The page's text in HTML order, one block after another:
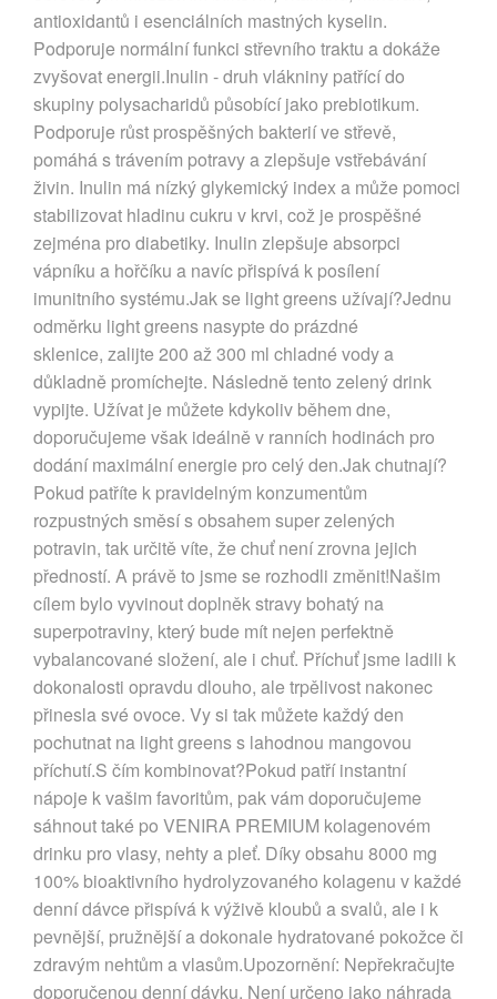
antioxidantů i esenciálních mastných kyselin.
Podporuje normální funkci střevního traktu a dokáže
zvyšovat energii.Inulin - druh vlákniny patřící do
skupiny polysacharidů působící jako prebiotikum.
Podporuje růst prospěšných bakterií ve střevě,
pomáhá s trávením potravy a zlepšuje vstřebávání
živin. Inulin má nízký glykemický index a může pomoci
stabilizovat hladinu cukru v krvi, což je prospěšné
zejména pro diabetiky. Inulin zlepšuje absorpci
vápníku a hořčíku a navíc přispívá k posílení
imunitního systému.Jak se light greens užívají?Jednu
odměrku light greens nasypte do prázdné
sklenice, zalijte 200 až 300 ml chladné vody a
důkladně promíchejte. Následně tento zelený drink
vypijte. Užívat je můžete kdykoliv během dne,
doporučujeme však ideálně v ranních hodinách pro
dodání maximální energie pro celý den.Jak chutnají?
Pokud patříte k pravidelným konzumentům
rozpustných směsí s obsahem super zelených
potravin, tak určitě víte, že chuť není zrovna jejich
předností. A právě to jsme se rozhodli změnit!Našim
cílem bylo vyvinout doplněk stravy bohatý na
superpotraviny, který bude mít nejen perfektně
vybalancované složení, ale i chuť. Příchuť jsme ladili k
dokonalosti opravdu dlouho, ale trpělivost nakonec
přinesla své ovoce. Vy si tak můžete každý den
pochutnat na light greens s lahodnou mangovou
příchutí.S čím kombinovat?Pokud patří instantní
nápoje k vašim favoritům, pak vám doporučujeme
sáhnout také po VENIRA PREMIUM kolagenovém
drinku pro vlasy, nehty a pleť. Díky obsahu 8000 mg
100% bioaktivního hydrolyzovaného kolagenu v každé
denní dávce přispívá k výživě kloubů a svalů, ale i k
pevnější, pružnější a dokonale hydratované pokožce či
zdravým nehtům a vlasům.Upozornění: Nepřekračujte
doporučenou denní dávku. Není určeno jako náhrada